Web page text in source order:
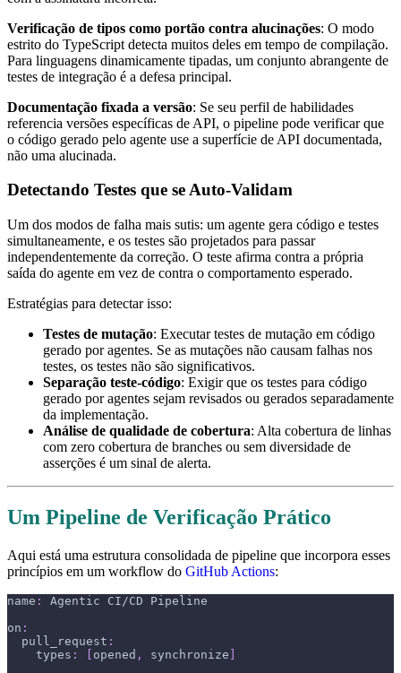
Verificação de tipos como portão contra alucinações: O modo
estrito do TypeScript detecta muitos deles em tempo de compilação.
Para linguagens dinamicamente tipadas, um conjunto abrangente de
testes de integração é a defesa principal.
Documentação fixada a versão: Se seu perfil de habilidades
referencia versões específicas de API, o pipeline pode verificar que
o código gerado pelo agente use a superfície de API documentada,
não uma alucinada.
Detectando Testes que se Auto-Validam
Um dos modos de falha mais sutis: um agente gera código e testes
simultaneamente, e os testes são projetados para passar
independentemente da correção. O teste afirma contra a própria
saída do agente em vez de contra o comportamento esperado.
Estratégias para detectar isso:
Testes de mutação: Executar testes de mutação em código
gerado por agentes. Se as mutações não causam falhas nos
testes, os testes não são significativos.
Separação teste-código: Exigir que os testes para código
gerado por agentes sejam revisados ou gerados separadamente
da implementação.
Análise de qualidade de cobertura: Alta cobertura de linhas
com zero cobertura de branches ou sem diversidade de
asserções é um sinal de alerta.
Um Pipeline de Verificação Prático
Aqui está uma estrutura consolidada de pipeline que incorpora esses
princípios em um workflow do GitHub Actions:
name :
Agentic CI/CD Pipeline
on :
pull_request :
types : opened , synchronize